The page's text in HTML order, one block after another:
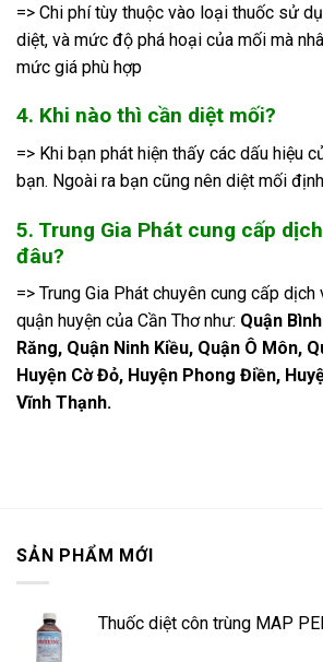
=> Chi phí tùy thuộc vào loại thuốc sử
diệt, và mức độ phá hoại của mối mà
mức giá phù hợp
4. Khi nào thì cần diệt mối?
=> Khi bạn phát hiện thấy các dấu hiệu
bạn. Ngoài ra bạn cũng nên diệt mối
5. Trung Gia Phát cung cấp
đâu?
=> Trung Gia Phát chuyên cung cấp
quận huyện của Cần Thơ như: Quận
Răng, Quận Ninh Kiều, Quận Ô Môn,
Huyện Cờ Đỏ, Huyện Phong Điền,
Vĩnh Thạnh.
SẢN PHẨM MỚI
Thuốc diệt côn trùng MAP